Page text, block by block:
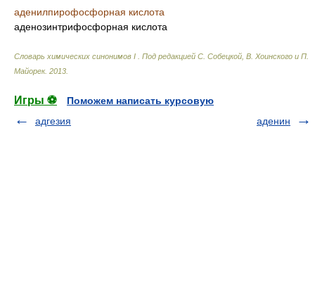
аденилпирофосфорная кислота
аденозинтрифосфорная кислота
Cловарь химических синонимов I
Под редакцией С. Собецкой, В. Хоинского и П.
Майорек. 2013
Игры ⚽
Поможем написать курсовую
адгезия
аденин